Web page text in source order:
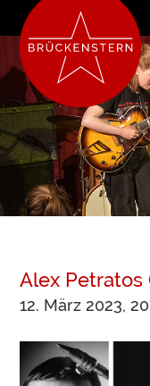
Alex Petratos
12. März 2023,